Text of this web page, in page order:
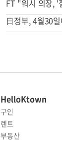
FT "워시 의장, '
HelloKtown
구인
렌트
부동산